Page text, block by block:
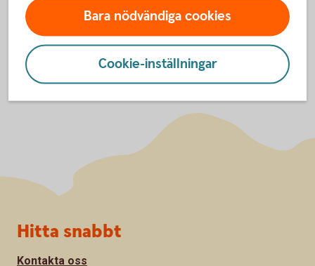
Bara nödvändiga cookies
Cookie-inställningar
Sidfot
Hitta snabbt
Kontakta oss